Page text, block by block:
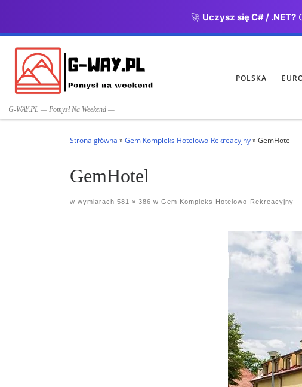
🚀 Uczysz się C# / .NET?
G-WAY.PL — Pomysł Na Weekend —
POLSKA
Strona główna »Gem Kompleks Hotelowo-Rekreacyjny»GemHotel
GemHotel
w wymiarach 581 × 386 w Gem Kompleks Hotelowo-Rekreacyjny